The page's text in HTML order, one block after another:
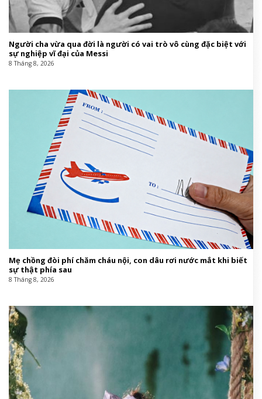
Người cha vừa qua đời là người có vai trò vô cùng đặc biệt với
sự nghiệp vĩ đại của Messi
8 Tháng 8, 2026
Mẹ chồng đòi phí chăm cháu nội, con dâu rơi nước mắt khi biết
sự thật phía sau
8 Tháng 8, 2026